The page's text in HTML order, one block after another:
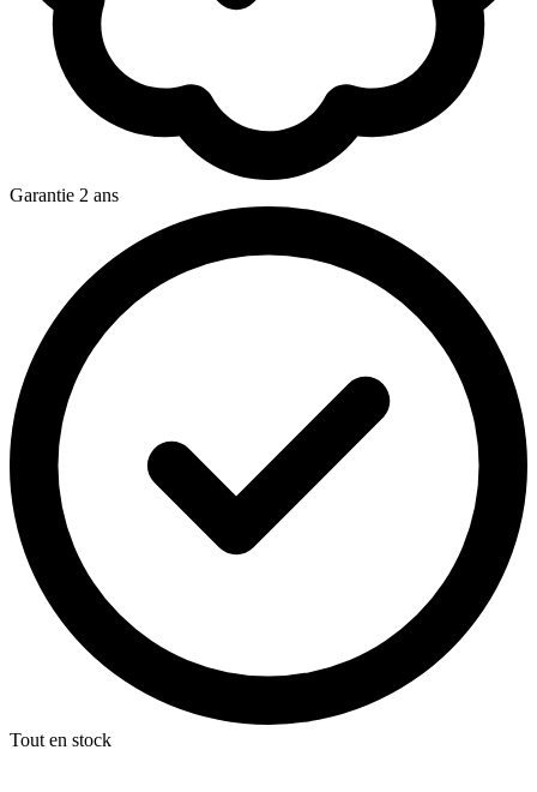
Garantie 2 ans
Tout en stock